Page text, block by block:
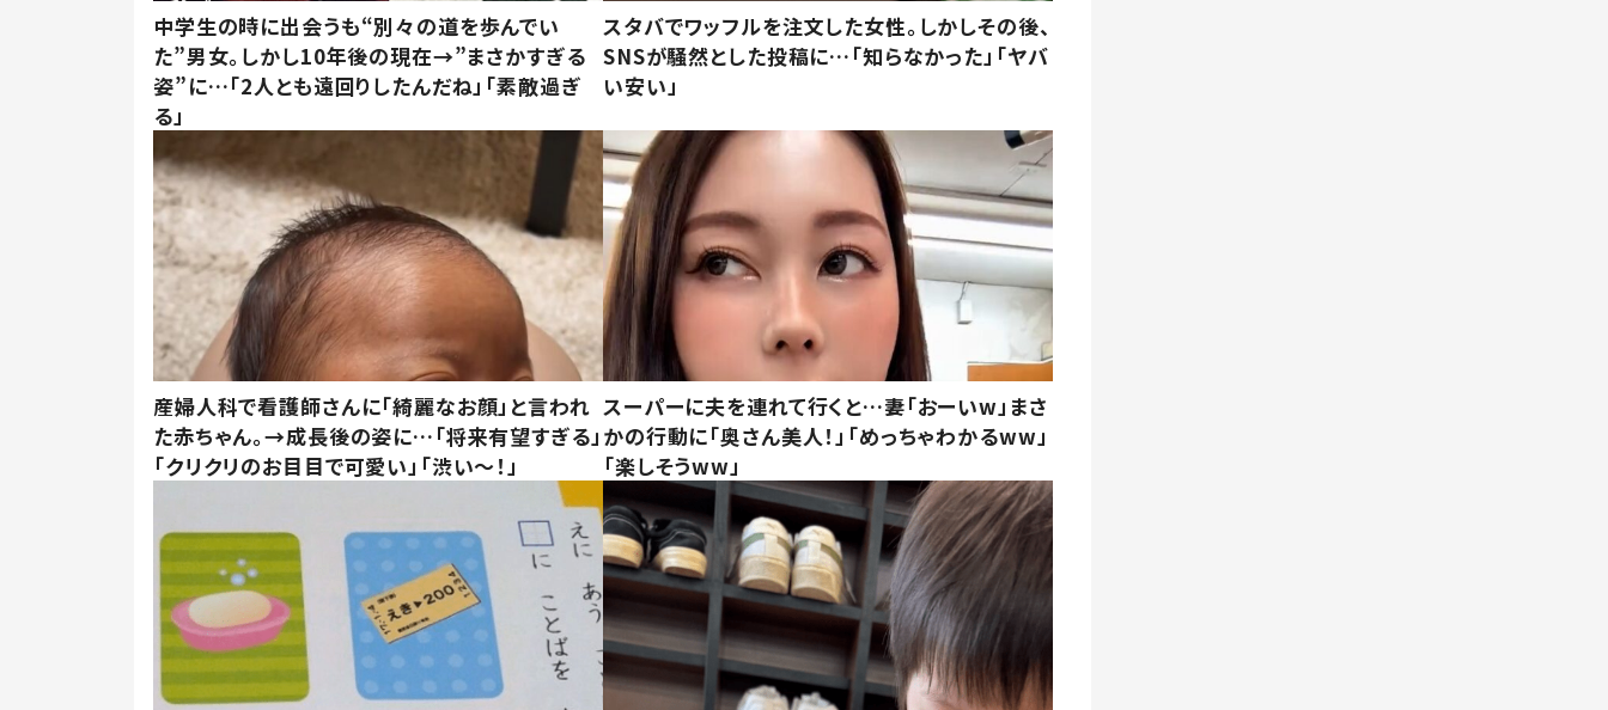
中学生の時に出会うも“別々の道を歩んでい
た”男女。しかし10年後の現在→”まさかすぎる
姿”に…「2人とも遠回りしたんだね」「素敵過ぎ
る」
スタバでワッフルを注文した女性。しかしその後、
SNSが騒然とした投稿に…「知らなかった」「ヤバ
い安い」
産婦人科で看護師さんに「綺麗なお顔」と言われ
た赤ちゃん。→成長後の姿に…「将来有望すぎる」
「クリクリのお目目で可愛い」「渋い～！」
スーパーに夫を連れて行くと…妻「おーいw」まさ
かの行動に「奥さん美人！」「めっちゃわかるww」
「楽しそうww」